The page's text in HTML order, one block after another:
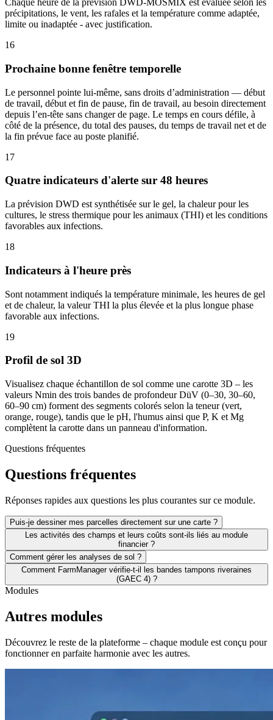
Chaque heure de la prévision DWD-MOSMIX est évaluée selon les
précipitations, le vent, les rafales et la température comme adaptée,
limite ou inadaptée - avec justification.
16
Prochaine bonne fenêtre temporelle
Le personnel pointe lui-même, sans droits d’administration — début
de travail, début et fin de pause, fin de travail, au besoin directement
depuis l’en-tête sans changer de page. Le temps en cours défile, à
côté de la présence, du total des pauses, du temps de travail net et de
la fin prévue face au poste planifié.
17
Quatre indicateurs d'alerte sur 48 heures
La prévision DWD est synthétisée sur le gel, la chaleur pour les
cultures, le stress thermique pour les animaux (THI) et les conditions
favorables aux infections.
18
Indicateurs à l'heure près
Sont notamment indiqués la température minimale, les heures de gel
et de chaleur, la valeur THI la plus élevée et la plus longue phase
favorable aux infections.
19
Profil de sol 3D
Visualisez chaque échantillon de sol comme une carotte 3D – les
valeurs Nmin des trois bandes de profondeur DüV (0–30, 30–60,
60–90 cm) forment des segments colorés selon la teneur (vert,
orange, rouge), tandis que le pH, l'humus ainsi que P, K et Mg
complètent la carotte dans un panneau d'information.
Questions fréquentes
Questions fréquentes
Réponses rapides aux questions les plus courantes sur ce module.
Puis-je dessiner mes parcelles directement sur une carte ?
Les activités des champs et leurs coûts sont-ils liés au module
financier ?
Comment gérer les analyses de sol ?
Comment FarmManager vérifie-t-il les bandes tampons riveraines
(GAEC 4) ?
Modules
Autres modules
Découvrez le reste de la plateforme – chaque module est conçu pour
fonctionner en parfaite harmonie avec les autres.